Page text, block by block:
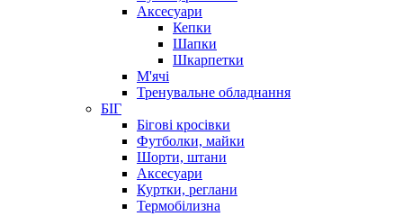
Аксесуари
Кепки
Шапки
Шкарпетки
М'ячі
Тренувальне обладнання
БІГ
Бігові кросівки
Футболки, майки
Шорти, штани
Аксесуари
Куртки, реглани
Термобілизна